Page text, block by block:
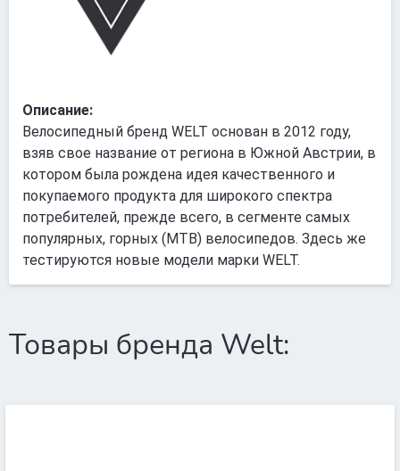
Описание:
Велосипедный бренд WELT основан в 2012 году,
взяв свое название от региона в Южной Австрии, в
котором была рождена идея качественного и
покупаемого продукта для широкого спектра
потребителей, прежде всего, в сегменте самых
популярных, горных (МТВ) велосипедов. Здесь же
тестируются новые модели марки WELT.
Товары бренда Welt: